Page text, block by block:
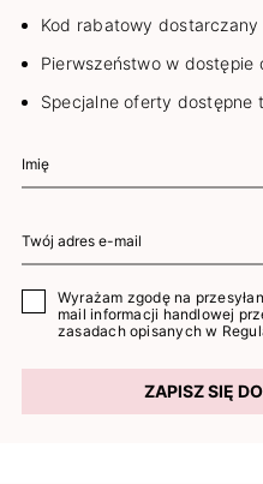
Kod rabatowy
Pierwszeństwo w dostępie
Specjalne oferty dostępne
Wyrażam zgodę na
mail informacji handlowej
zasadach opisanych w
ZAPISZ SIĘ